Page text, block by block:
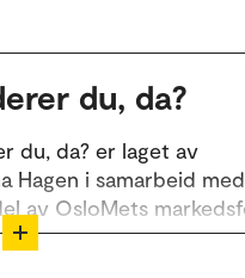
du, da?
du, da? er laget av
Hagen i samarbeid med
av OsloMets